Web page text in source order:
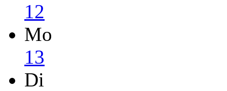
12
Mo
13
Di